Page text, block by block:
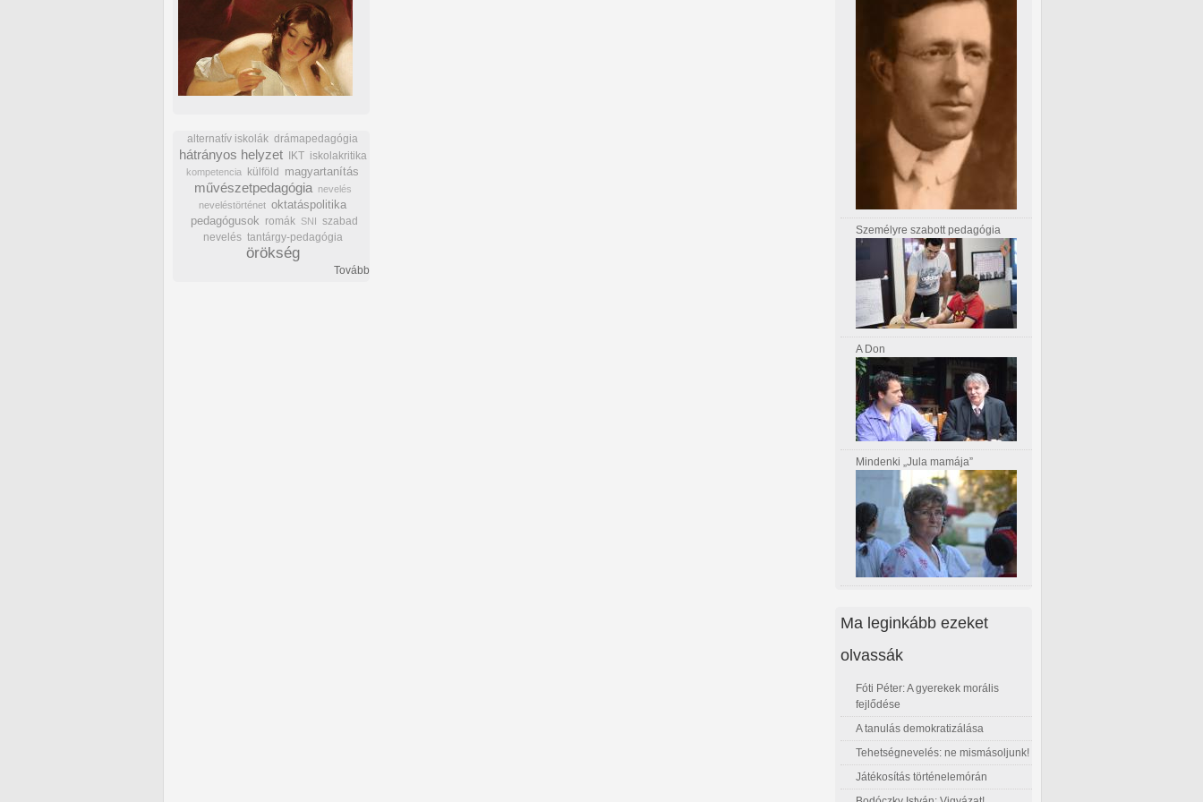
alternatív iskolák drámapedagógia
hátrányos helyzet IKT iskolakritika
kompetencia külföld magyartanítás
művészetpedagógia
nevelés
neveléstörténet oktatáspolitika
pedagógusok romák SNI szabad
nevelés tantárgy-pedagógia
örökség
Tovább
Személyre szabott pedagógia
A Don
Mindenki „Jula mamája”
Ma leginkább ezeket
olvassák
Fóti Péter: A gyerekek morális
fejlődése
A tanulás demokratizálása
Tehetségnevelés: ne mismásoljunk!
Játékosítás történelemórán